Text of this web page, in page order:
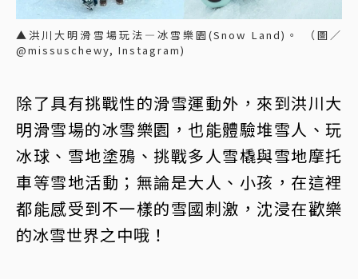
▲洪川大明滑雪場玩法—冰雪樂園(Snow Land)。 （圖／
@missuschewy, Instagram)
除了具有挑戰性的滑雪運動外，來到洪川大
明滑雪場的冰雪樂園，也能體驗堆雪人、玩
冰球、雪地塗鴉、挑戰多人雪橇與雪地摩托
車等雪地活動；無論是大人、小孩，在這裡
都能感受到不一樣的雪國刺激，沈浸在歡樂
的冰雪世界之中哦！